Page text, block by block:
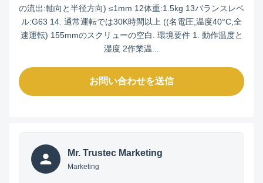
の流出:軸向と半径方向) ≤1mm 12体重:1.5kg 13バランスレベ
ル:G63 14. 通常運転では30K時間以上 ((名電圧,温度40°C,全
速運転) 155mmのスクリューの空白. 環境要件 1. 動作温度と
湿度 2作業温...
お問い合わせを送信
Mr. Trustec Marketing
Marketing